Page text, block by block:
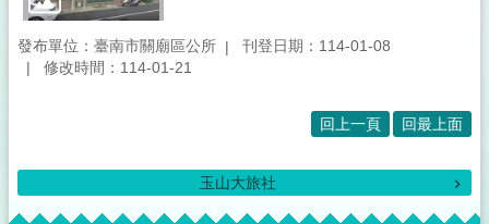
預
防
注
射
種
便
發布單位：臺南市關廟區公所
刊登日期：114-01-08
修改時間：114-01-21
回上一頁 回最上面
玉山大旅社